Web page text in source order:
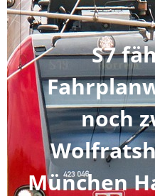
S7
noch
München